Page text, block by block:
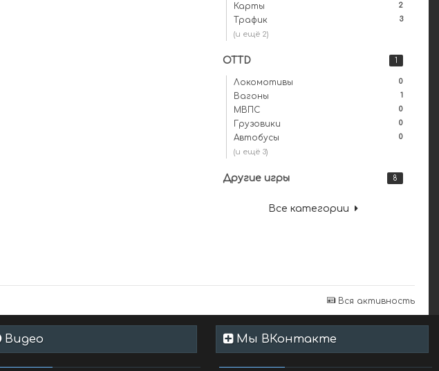
2
Карты
3
Трафик
(и ещё 2)
1
OTTD
0
Локомотивы
1
Вагоны
0
МВПС
0
Грузовики
0
Автобусы
(и ещё 3)
8
Другие игры
Все категории
Вся активность
Видео Мы ВКонтакте